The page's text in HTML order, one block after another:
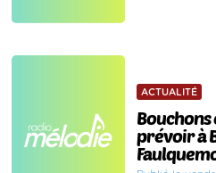
ACTUALITÉ
prévoir à